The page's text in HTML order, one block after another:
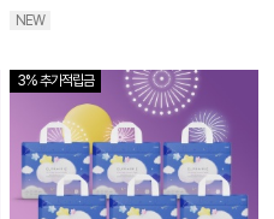
NEW
상
세
3% 추가적립금